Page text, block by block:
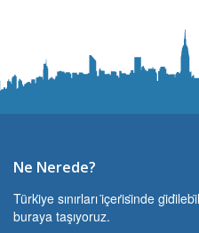
Ne Nerede?
Türki̇ye sınırları i̇çeri̇si̇nde
buraya taşıyoruz.